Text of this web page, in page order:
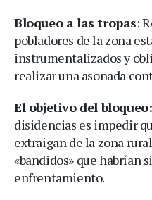
Bloqueo a las tropas:
pobladores de la zona
instrumentalizados y
realizar una asonada
El objetivo del bloqueo:
disidencias es impedir
extraigan de la zona
«bandidos» que habrían
enfrentamiento.